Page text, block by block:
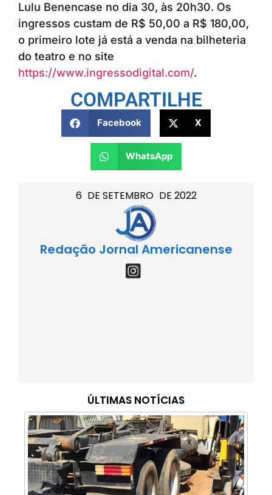
6 DE SETEMBRO DE 2022
Redação Jornal Americanense
ÚLTIMAS NOTÍCIAS
Lulu Benencase no dia 30, às 20h30. Os
ingressos custam de R$ 50,00 a R$ 180,00,
o primeiro lote já está a venda na bilheteria
do teatro e no site
https://www.ingressodigital.com/.
COMPARTILHE
Facebook X
WhatsApp